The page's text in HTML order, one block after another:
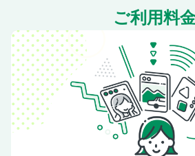
ご利用料